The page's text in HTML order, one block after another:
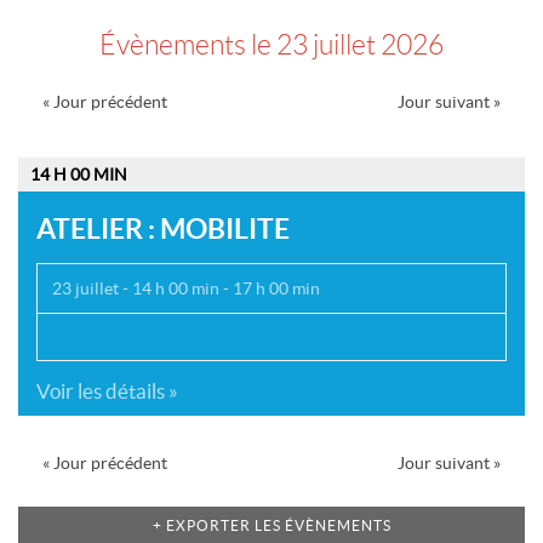
évènements
Évènements le 23 juillet 2026
Navigation
« Jour précédent Jour suivant »
14 H 00 MIN
ATELIER : MOBILITE
23 juillet - 14 h 00 min - 17 h 00 min
Voir les détails »
Navigation
jour
« Jour précédent Jour suivant »
+ EXPORTER LES ÉVÈNEMENTS